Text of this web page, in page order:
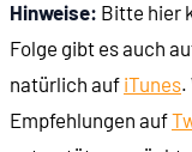
Hinweise: Bitte hier
Folge gibt es auch
natürlich auf iTunes.
Empfehlungen auf